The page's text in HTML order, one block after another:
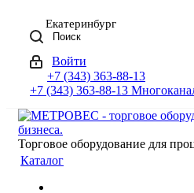
Екатеринбург
Поиск
Войти
+7 (343) 363-88-13
+7 (343) 363-88-13
Торговое оборудование для
Каталог